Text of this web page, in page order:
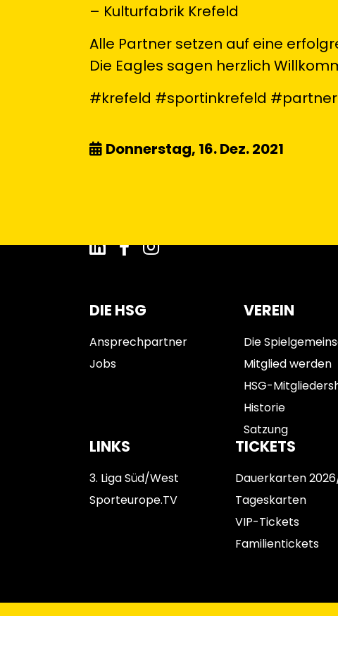
– Kulturfabrik Krefeld
Alle Partner setzen auf eine
Die Eagles sagen herzlich
#krefeld #sportinkrefeld #partner
Donnerstag, 16. Dez. 2021
DIE HSG
Ansprechpartner
Jobs
VEREIN
Die
Mitglied werden
HSG-
Historie
Satzung
LINKS
3. Liga Süd/West
Sporteurope.TV
TICKETS
Dauerkarten
Tageskarten
VIP-Tickets
Familientickets